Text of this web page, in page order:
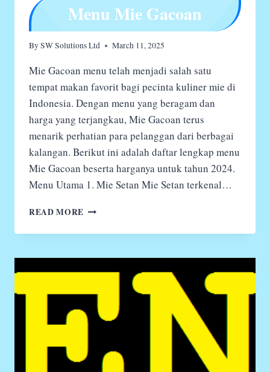
Menu Mie Gacoan
BySW Solutions Ltd March 11, 2025
Mie Gacoan menu telah menjadi salah satu
tempat makan favorit bagi pecinta kuliner mie di
Indonesia. Dengan menu yang beragam dan
harga yang terjangkau, Mie Gacoan terus
menarik perhatian para pelanggan dari berbagai
kalangan. Berikut ini adalah daftar lengkap menu
Mie Gacoan beserta harganya untuk tahun 2024.
Menu Utama 1. Mie Setan Mie Setan terkenal…
READ MORE MENU
GACOAN